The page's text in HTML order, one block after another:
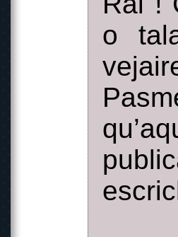
o